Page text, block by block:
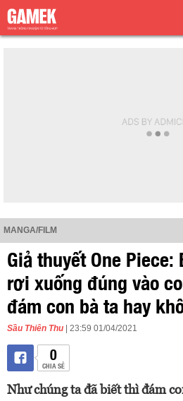
MANGA/FILM
Giả thuyết One
rơi xuống đúng vào
đám con bà ta hay
Sầu Thiên Thu | 23:59 01/04/2021
0
CHIA SẺ
Như chúng ta đã biết thì đám